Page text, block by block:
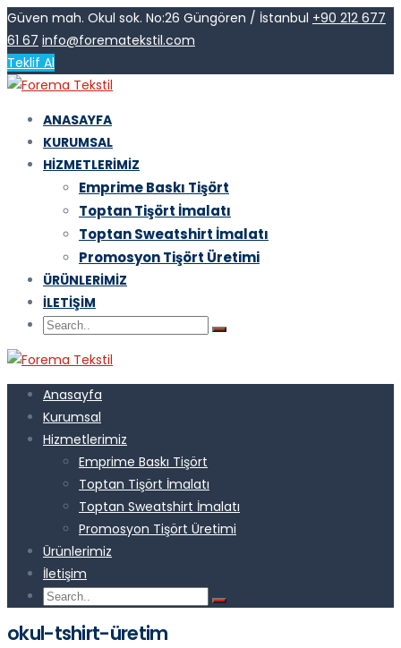
Güven mah. Okul sok. No:26 Güngören / İstanbul +90 212 677
61 67 info@forematekstil.com
Teklif Al
ANASAYFA
KURUMSAL
HIZMETLERIMIZ
Emprime Baskı Tişört
Toptan Tişört İmalatı
Toptan Sweatshirt İmalatı
Promosyon Tişört Üretimi
ÜRÜNLERIMIZ
İLETIŞIM
Anasayfa
Kurumsal
Hizmetlerimiz
Emprime Baskı Tişört
Toptan Tişört İmalatı
Toptan Sweatshirt İmalatı
Promosyon Tişört Üretimi
Ürünlerimiz
İletişim
okul-tshirt-üretim